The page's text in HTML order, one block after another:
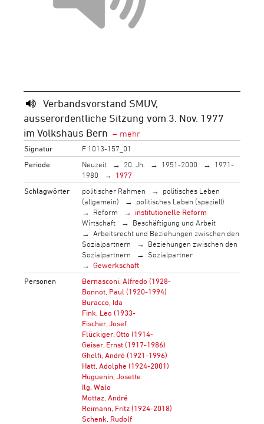
Verbandsvorstand SMUV,
ausserordentliche Sitzung vom 3. Nov. 1977
im Volkshaus Bern
Signatur
F 1013-157_01
Periode
Neuzeit 20. Jh. 1951-2000
1971-
1980
1977
Schlagwörter
politischer Rahmen
politisches Leben
(allgemein)
politisches Leben (speziell)
Reform
institutionelle Reform
Wirtschaft
Beschäftigung und Arbeit
Arbeitsrecht und Beziehungen zwischen den
Sozialpartnern
Beziehungen zwischen den
Sozialpartnern
Sozialpartner
Gewerkschaft
Personen
Bernasconi, Alfredo (1928-
Bonnot, Paul (1920-1994)
Buracco, Ida
Fink, Leo (1933-
Fischer, Josef
Flückiger, Otto (1914-
Geiser, Ernst (1917-1986)
Ghelfi, André (1921-1996)
Hatt, Adolphe (1924-2001)
Huguenin, Josette
Ilg, Walo
Mottaz, André
Reimann, Fritz (1924-2018)
Schenk, Rudolf